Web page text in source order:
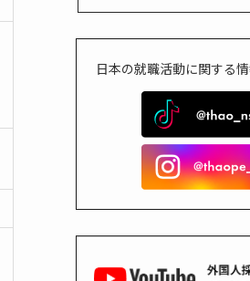
日本の就職活動に関する